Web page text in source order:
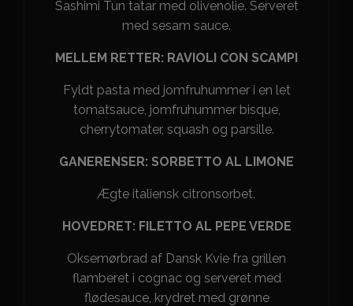
Sashimi Tun tatar med olivenolie. Serveret
med sesam sauce.
MELLEM RETTER: RAVIOLI CON SCAMPI
Fyldt pasta med jomfruhummer i en let
tomatsauce, jomfruhummer bisque,
cherrytomater, squash og parsille.
GANERENSER: SORBETTO AL LIMONE
Ægte italiensk citronsorbet.
HOVEDRET: FILETTO AL PEPE VERDE
Oksemørbrad af Dansk Kvie fra grillen
flamberet i cognac og serveret med
flødesauce, krydret med grønne